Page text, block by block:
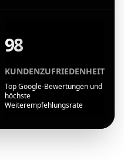
98
KUNDENZUFRIEDENHEIT
Top Google-Bewertungen und
höchste
Weiterempfehlungsrate